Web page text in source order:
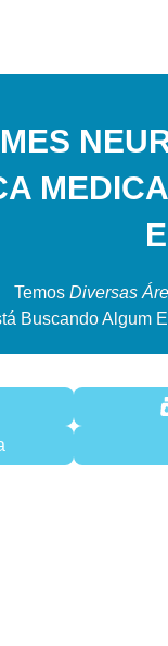
Temos Diversas
Buscando Algum